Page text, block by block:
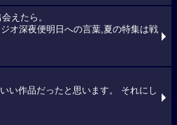
えたら。
ジオ深夜便明日への言葉,夏の特集は戦
い作品だったと思います。 それにし